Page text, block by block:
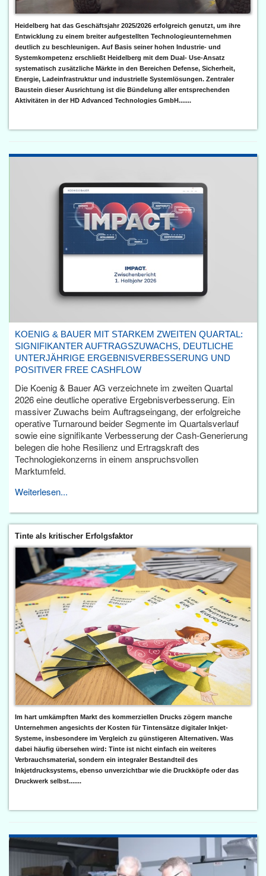
Heidelberg hat das Geschäftsjahr 2025/2026 erfolgreich genutzt, um ihre
Entwicklung zu einem breiter aufgestellten Technologieunternehmen
deutlich zu beschleunigen. Auf Basis seiner hohen Industrie- und
Systemkompetenz erschließt Heidelberg mit dem Dual- Use-Ansatz
systematisch zusätzliche Märkte in den Bereichen Defense, Sicherheit,
Energie, Ladeinfrastruktur und industrielle Systemlösungen. Zentraler
Baustein dieser Ausrichtung ist die Bündelung aller entsprechenden
Aktivitäten in der HD Advanced Technologies GmbH.......
KOENIG & BAUER MIT STARKEM ZWEITEN QUARTAL:
SIGNIFIKANTER AUFTRAGSZUWACHS, DEUTLICHE
UNTERJÄHRIGE ERGEBNISVERBESSERUNG UND
POSITIVER FREE CASHFLOW
Die Koenig & Bauer AG verzeichnete im zweiten Quartal
2026 eine deutliche operative Ergebnisverbesserung. Ein
massiver Zuwachs beim Auftragseingang, der erfolgreiche
operative Turnaround beider Segmente im Quartalsverlauf
sowie eine signifikante Verbesserung der Cash-Generierung
belegen die hohe Resilienz und Ertragskraft des
Technologiekonzerns in einem anspruchsvollen
Marktumfeld.
Weiterlesen...
Tinte als kritischer Erfolgsfaktor
Im hart umkämpften Markt des kommerziellen Drucks zögern manche
Unternehmen angesichts der Kosten für Tintensätze digitaler Inkjet-
Systeme, insbesondere im Vergleich zu günstigeren Alternativen. Was
dabei häufig übersehen wird: Tinte ist nicht einfach ein weiteres
Verbrauchsmaterial, sondern ein integraler Bestandteil des
Inkjetdrucksystems, ebenso unverzichtbar wie die Druckköpfe oder das
Druckwerk selbst.......